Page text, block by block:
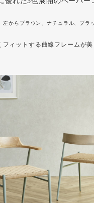
左からブラウン、ナチュラル、ブラ
フィットする曲線フレームが